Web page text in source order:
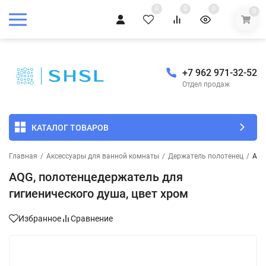
0 0 0 0
+7 962 971-32-52
Отдел продаж
КАТАЛОГ ТОВАРОВ
Главная / Аксессуары для ванной комнаты / Держатель полотенец /
AQG, полотенцедержатель для
гигиенического душа, цвет хром
Избранное Сравнение